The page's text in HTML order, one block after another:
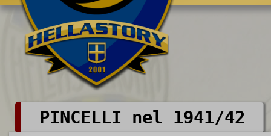
Benvenuti su HELLASTORY.net
PINCELLI nel 1941/42